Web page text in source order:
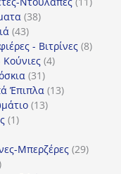
3838
4343
προϊόντα
- Βιτρίνες 88
44
3131
προϊόντα
Έπιπλα 1313
1313
11
Μπερζέρες 2929